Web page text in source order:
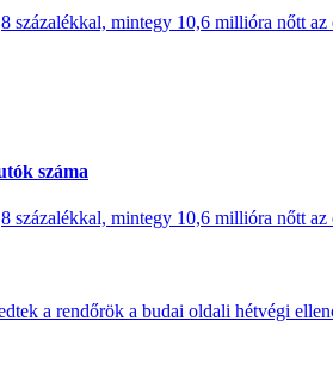
százalékkal, mintegy 10,6 millióra nőtt az
száma
százalékkal, mintegy 10,6 millióra nőtt az
a rendőrök a budai oldali hétvégi